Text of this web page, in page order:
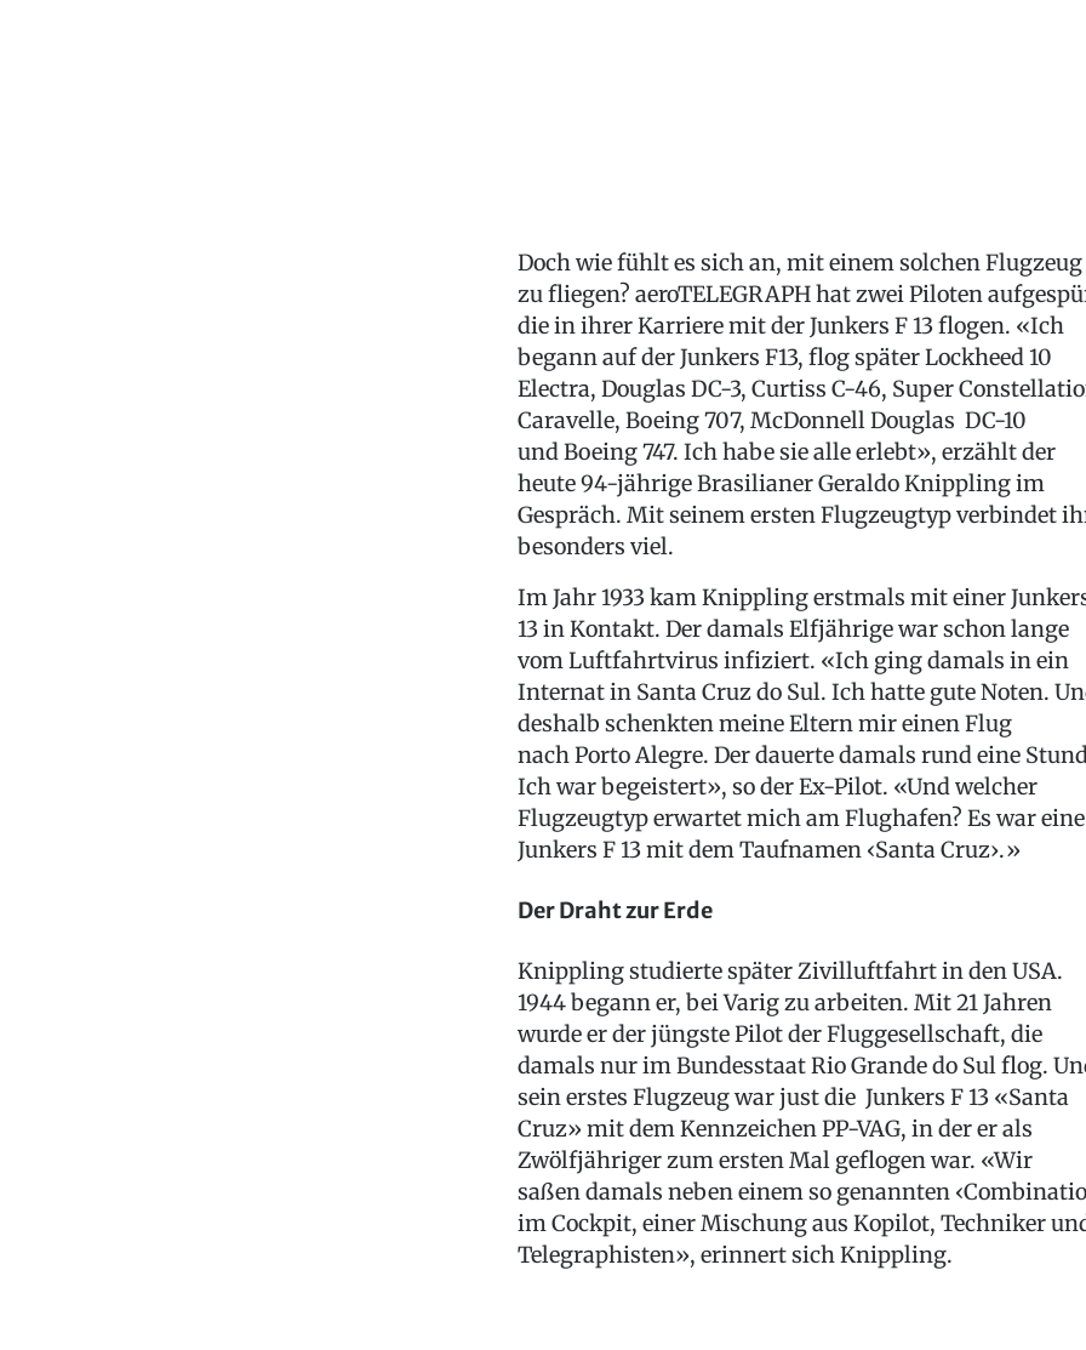
Doch wie fühlt es sich an, mit einem solchen Flugzeug
zu fliegen? aeroTELEGRAPH hat zwei Piloten
die in ihrer Karriere mit der Junkers F 13 flogen. «Ich
begann auf der Junkers F13, flog später Lockheed 10
Electra, Douglas DC-3, Curtiss C-46, Super
Caravelle, Boeing 707, McDonnell Douglas DC-10
und Boeing 747. Ich habe sie alle erlebt», erzählt der
heute 94-jährige Brasilianer Geraldo Knippling im
Gespräch. Mit seinem ersten Flugzeugtyp verbindet
besonders viel.
Im Jahr 1933 kam Knippling erstmals mit einer
13 in Kontakt. Der damals Elfjährige war schon lange
vom Luftfahrtvirus infiziert. «Ich ging damals in ein
Internat in Santa Cruz do Sul. Ich hatte gute Noten.
deshalb schenkten meine Eltern mir einen Flug
nach Porto Alegre. Der dauerte damals rund eine
Ich war begeistert», so der Ex-Pilot. «Und welcher
Flugzeugtyp erwartet mich am Flughafen? Es war eine
Junkers F 13 mit dem Taufnamen ‹Santa Cruz›.»
Der Draht zur Erde
Knippling studierte später Zivilluftfahrt in den USA.
1944 begann er, bei Varig zu arbeiten. Mit 21 Jahren
wurde er der jüngste Pilot der Fluggesellschaft, die
damals nur im Bundesstaat Rio Grande do Sul flog.
sein erstes Flugzeug war just die Junkers F 13 «Santa
Cruz» mit dem Kennzeichen PP-VAG, in der er als
Zwölfjähriger zum ersten Mal geflogen war. «Wir
saßen damals neben einem so genannten
im Cockpit, einer Mischung aus Kopilot, Techniker
Telegraphisten», erinnert sich Knippling.